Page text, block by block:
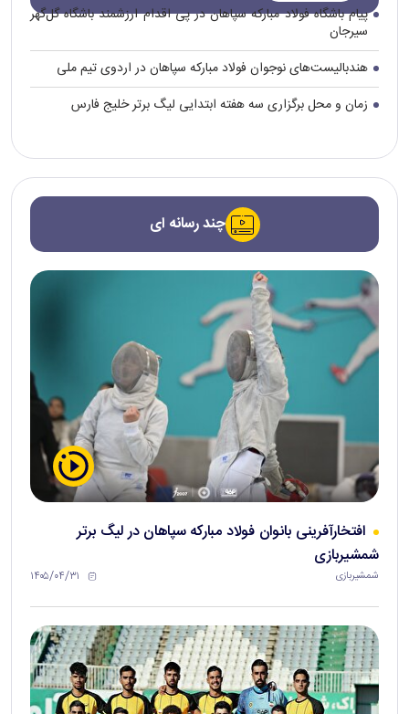
پیام باشگاه فولاد مبارکه سپاهان در پی اقدام ارزشمند باشگاه گل‌گهر
سیرجان
هندبالیست‌های نوجوان فولاد مبارکه سپاهان در اردوی تیم ملی
زمان و محل برگزاری سه هفته ابتدایی لیگ برتر خلیج فارس
چند رسانه ای
افتخارآفرینی بانوان فولاد مبارکه سپاهان در لیگ برتر
شمشیربازی
شمشیربازی ۱۴۰۵/۰۴/۳۱